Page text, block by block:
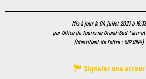
Mis à jour le 04 juillet 2023 à 16:38
par Office de Tourisme Grand-Sud Tarn-
(Identifiant de l'offre :5823894)
Signaler une erreur